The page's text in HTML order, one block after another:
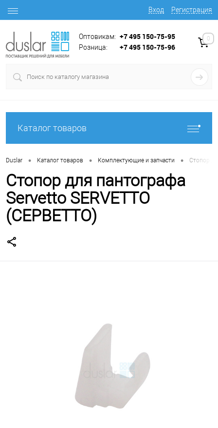
Вход Регистрация
Оптовикам: +7 495 150-75-95
Розница: +7 495 150-75-96
0
Каталог товаров
Duslar • Каталог товаров • Комплектующие и запчасти • Стопор
Стопор для пантографа
Servetto SERVETTO
(СЕРВЕТТО)